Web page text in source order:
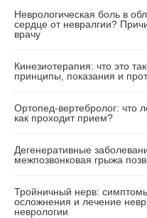
Неврологическая боль в
сердце от невралгии?
врачу
Кинезиотерапия: что это
принципы, показания и
Ортопед-вертебролог: что
как проходит прием?
Дегенеративные
межпозвонковая грыжа
Тройничный нерв:
осложнения и лечение
неврологии